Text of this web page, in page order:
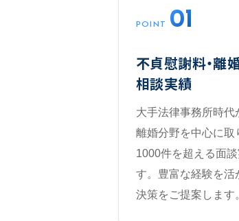
POINT 01
不貞慰謝料・離
相談実績
大手法律事務所時代
離婚分野を中心に取
1000件を超える面
す。豊富な経験を活
決策をご提案します